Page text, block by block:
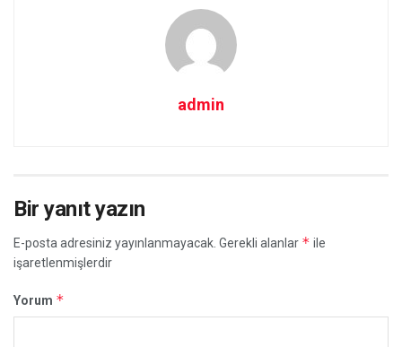
admin
Bir yanıt yazın
E-posta adresiniz yayınlanmayacak. Gerekli alanlar * ile
işaretlenmişlerdir
Yorum *